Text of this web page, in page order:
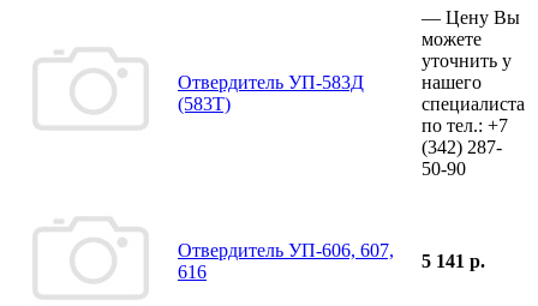
Отвердитель УП-583Д
(583Т)
— Цену Вы
можете
уточнить у
нашего
специалиста
по тел.: +7
(342) 287-
50-90
Отвердитель УП-606, 607,
616
5 141 р.